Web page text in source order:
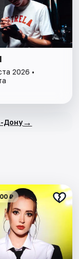
2026 •
Дону→
₽